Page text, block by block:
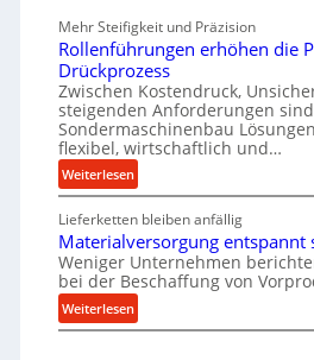
f
v
o
n
I
n
s
t
r
e
t
o
d
e
ü
r
n
a
h
Mehr Steifigkeit und Präzision
Rollenführungen erhöhen die
Drückprozess
Zwischen Kostendruck,
steigenden Anforderungen
Sondermaschinenbau
flexibel, wirtschaftlich und…
Weiterlesen:
R
o
l
l
e
n
f
Lieferketten bleiben anfällig
Materialversorgung entspannt
Weniger Unternehmen
bei der Beschaffung von
Weiterlesen:
M